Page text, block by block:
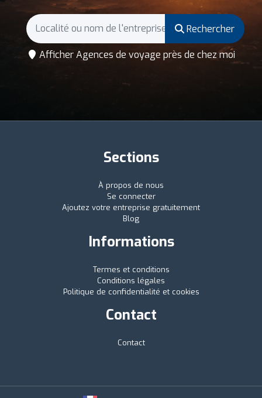
Rechercher
Afficher Agences de voyage près de chez moi
Sections
À propos de nous
Se connecter
Ajoutez votre entreprise gratuitement
Blog
Informations
Termes et conditions
Conditions légales
Politique de confidentialité et cookies
Contact
Contact